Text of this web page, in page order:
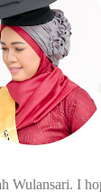
Wulansari. I